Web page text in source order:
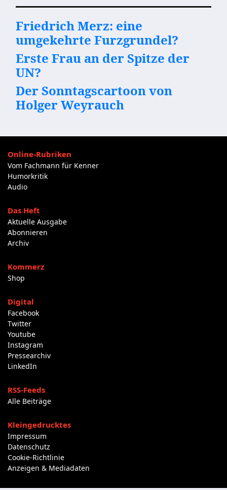
Friedrich Merz: eine
umgekehrte Furzgrundel?
Erste Frau an der Spitze der
UN?
Der Sonntagscartoon von
Holger Weyrauch
Online-Rubriken
Vom Fachmann für Kenner
Humorkritik
Audio
Das Heft
Aktuelle Ausgabe
Abonnieren
Archiv
Kommerz
Shop
Digital
Facebook
Twitter
Youtube
Instagram
Pressearchiv
LinkedIn
RSS-Feeds
Alle Beiträge
Kleingedrucktes
Impressum
Datenschutz
Cookie-Richtlinie
Anzeigen & Mediadaten